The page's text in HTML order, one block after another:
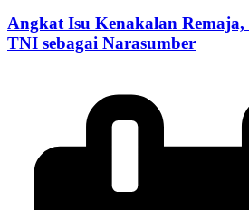
Angkat Isu Kenakalan
TNI sebagai Narasumber